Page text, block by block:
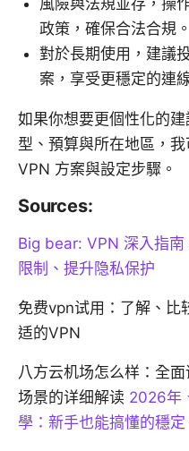
風險與法規並存，操
政策，確保合法合規。
對於長期使用，建議
案，享受更穩定的連
如果你想要更個性化的
型、預算與所在地區，
VPN 方案與設定步驟。
Sources:
Big bear: VPN 深入指
限制、提升隐私保护
免费vpn试用：了解、比
适的VPN
八方云机场怎么样：全
场景的详细解读 2026年
學：新手也能搞懂的穩